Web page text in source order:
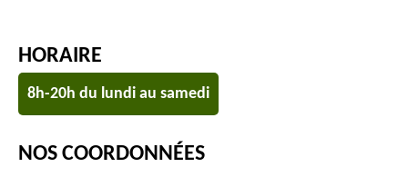
HORAIRE
8h-20h du lundi au samedi
NOS COORDONNÉES